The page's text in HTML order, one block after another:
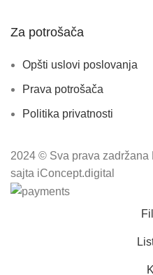
Za potrošača
Opšti uslovi poslovanja
Prava potrošača
Politika privatnosti
2024 © Sva prava
sajta iConcept.digital